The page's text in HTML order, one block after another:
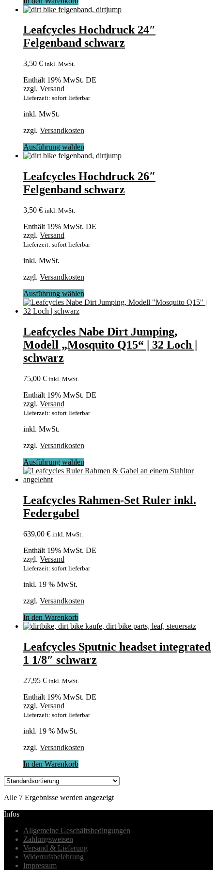
Leafcycles Hochdruck 24″
Felgenband schwarz
3,50 € inkl. MwSt.
Enthält 19% MwSt. DE
zzgl. Versand
Lieferzeit: sofort lieferbar
inkl. MwSt.
zzgl. Versandkosten
Ausführung wählen
Produkt
mehrere
Varianten
auf.
auf
Produktseite
Leafcycles Hochdruck 26″
Felgenband schwarz
3,50 € inkl. MwSt.
Enthält 19% MwSt. DE
zzgl. Versand
Lieferzeit: sofort lieferbar
inkl. MwSt.
zzgl. Versandkosten
Ausführung wählen
Produkt
Varianten
auf.
Die
gewählt
Leafcycles Nabe Dirt Jumping,
Modell „Mosquito Q15“ | 32 Loch |
schwarz
75,00 € inkl. MwSt.
Enthält 19% MwSt. DE
zzgl. Versand
Lieferzeit: sofort lieferbar
inkl. MwSt.
zzgl. Versandkosten
Ausführung wählen
Produkt
Varianten
auf.
der
gewählt
Leafcycles Rahmen-Set Ruler inkl.
Federgabel
639,00 € inkl. MwSt.
Enthält 19% MwSt. DE
zzgl. Versand
Lieferzeit: sofort lieferbar
inkl. 19 % MwSt.
zzgl. Versandkosten
In den Warenkorb
Leafcycles Sputnic headset integrated
1 1/8″ schwarz
27,95 € inkl. MwSt.
Enthält 19% MwSt. DE
zzgl. Versand
Lieferzeit: sofort lieferbar
inkl. 19 % MwSt.
zzgl. Versandkosten
In den Warenkorb
Alle 7 Ergebnisse werden angezeigt
Infos
Allgemeine Geschäftsbedingungen
Zahlungsweisen
Versand & Lieferung
Widerrufsbelehrung
Impressum